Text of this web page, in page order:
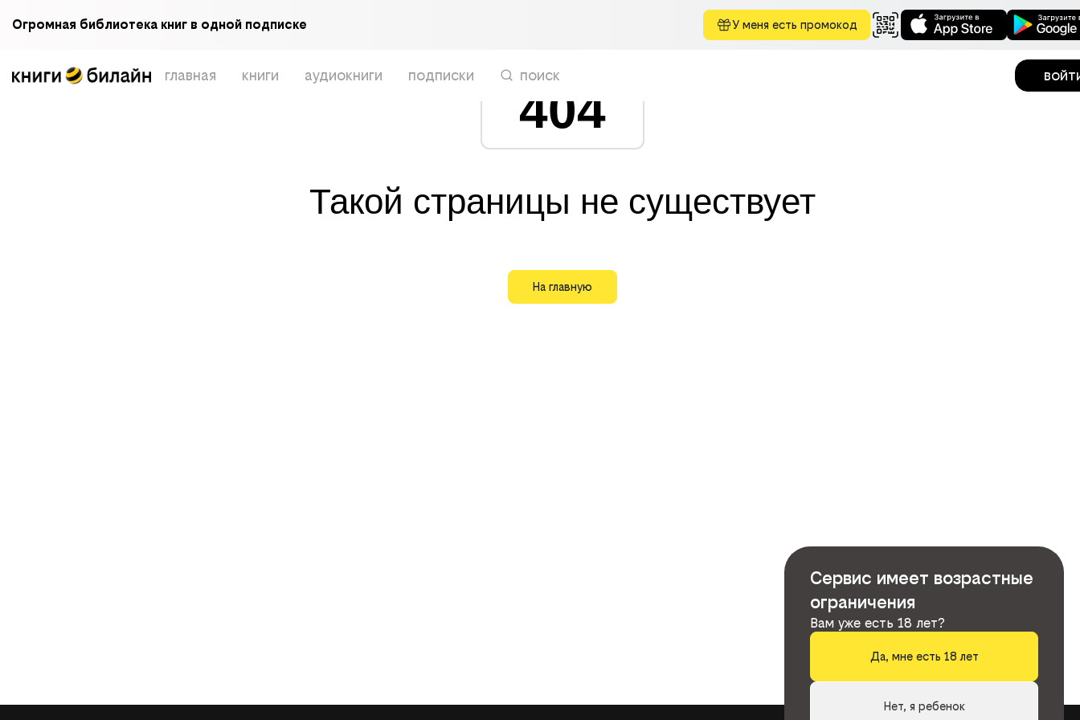
Огромная библиотека книг в одной подписке У меня есть промокод
главная книги аудиокниги подписки поиск
404
Такой страницы не существует
На главную
Сервис имеет возрастные
ограничения
Вам уже есть 18 лет?
Да, мне есть 18 лет
Нет, я ребенок